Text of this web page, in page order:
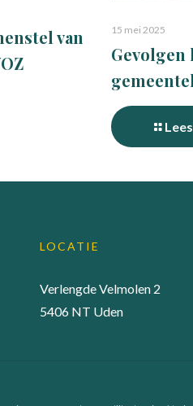
van
15 mei 2025
Gevolgen
LOCATIE
Verlengde Velmolen 2
5406 NT Uden